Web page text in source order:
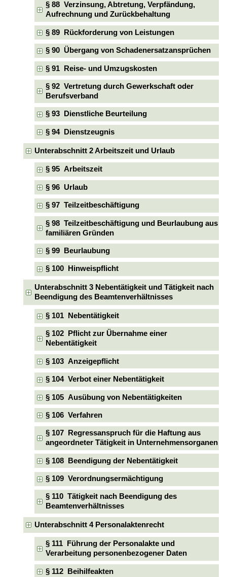
§ 88 Verzinsung, Abtretung, Verpfändung,
Aufrechnung und Zurückbehaltung
§ 89 Rückforderung von Leistungen
§ 90 Übergang von Schadenersatzansprüchen
§ 91 Reise- und Umzugskosten
§ 92 Vertretung durch Gewerkschaft oder
Berufsverband
§ 93 Dienstliche Beurteilung
§ 94 Dienstzeugnis
Unterabschnitt 2 Arbeitszeit und Urlaub
§ 95 Arbeitszeit
§ 96 Urlaub
§ 97 Teilzeitbeschäftigung
§ 98 Teilzeitbeschäftigung und Beurlaubung aus
familiären Gründen
§ 99 Beurlaubung
§ 100 Hinweispflicht
Unterabschnitt 3 Nebentätigkeit und Tätigkeit nach
Beendigung des Beamtenverhältnisses
§ 101 Nebentätigkeit
§ 102 Pflicht zur Übernahme einer
Nebentätigkeit
§ 103 Anzeigepflicht
§ 104 Verbot einer Nebentätigkeit
§ 105 Ausübung von Nebentätigkeiten
§ 106 Verfahren
§ 107 Regressanspruch für die Haftung aus
angeordneter Tätigkeit in Unternehmensorganen
§ 108 Beendigung der Nebentätigkeit
§ 109 Verordnungsermächtigung
§ 110 Tätigkeit nach Beendigung des
Beamtenverhältnisses
Unterabschnitt 4 Personalaktenrecht
§ 111 Führung der Personalakte und
Verarbeitung personenbezogener Daten
§ 112 Beihilfeakten